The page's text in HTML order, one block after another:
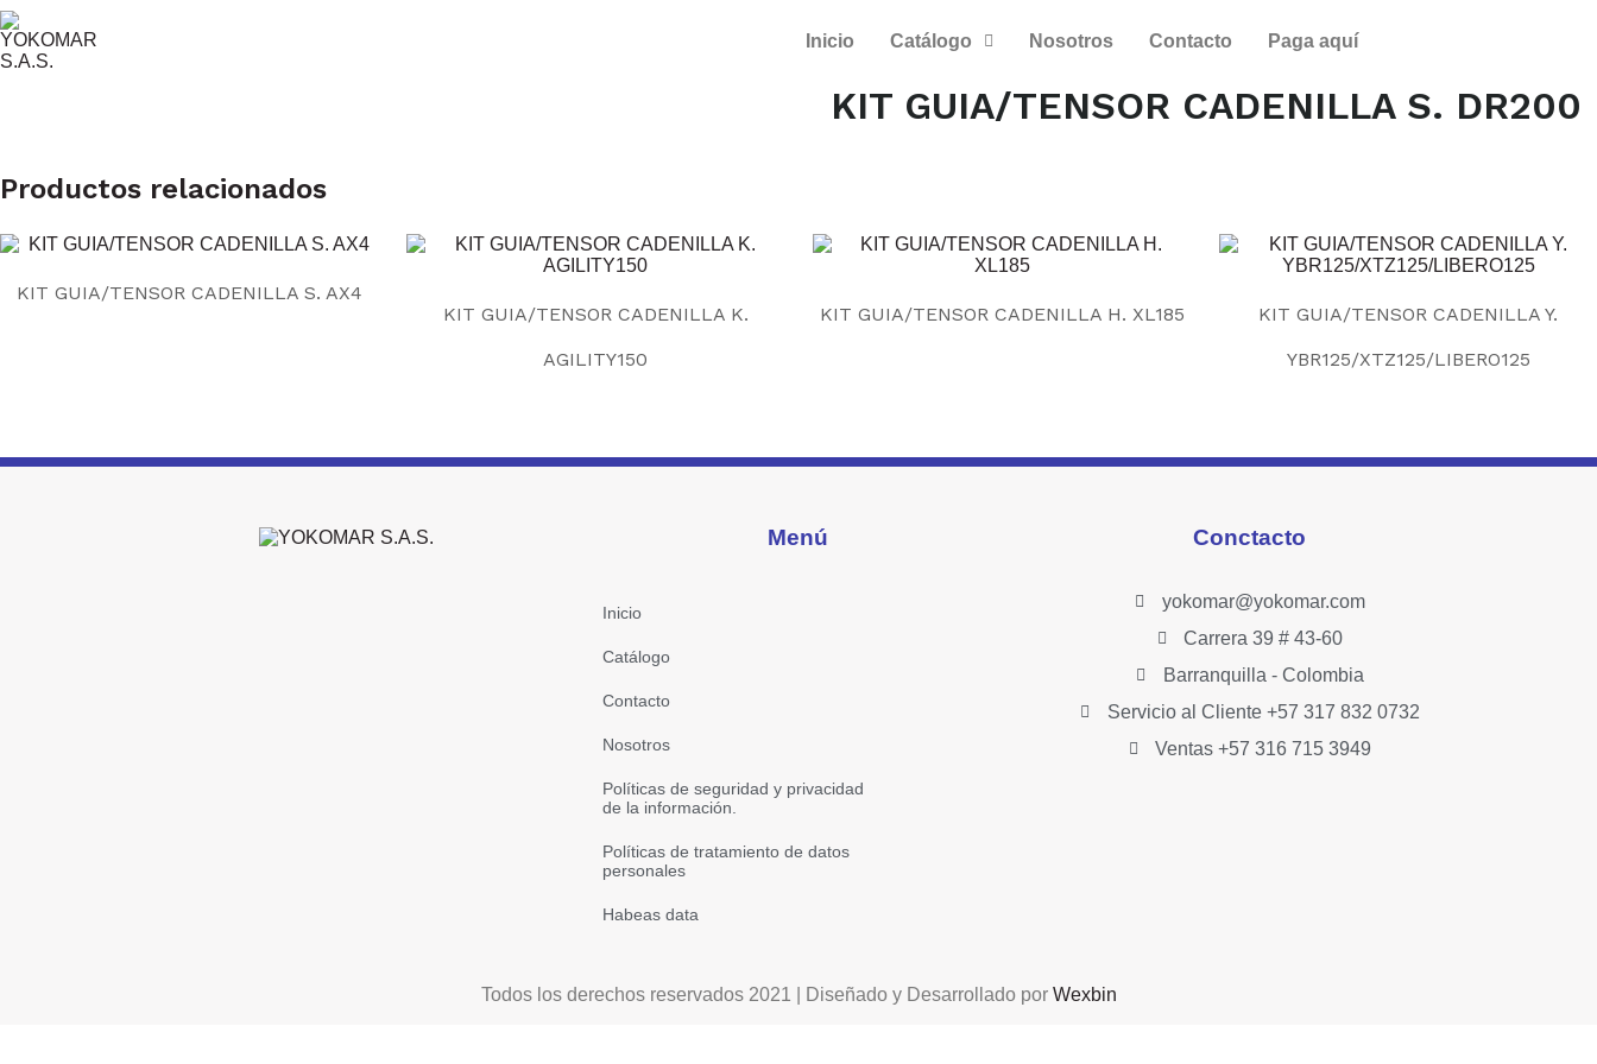
Inicio Catálogo Nosotros Contacto Paga aquí
KIT GUIA/TENSOR CADENILLA S. DR200
Productos relacionados
KIT GUIA/TENSOR CADENILLA S. AX4
KIT GUIA/TENSOR CADENILLA K.
AGILITY150
KIT GUIA/TENSOR CADENILLA H. XL185
KIT GUIA/TENSOR CADENILLA Y.
YBR125/XTZ125/LIBERO125
Menú
Inicio
Catálogo
Contacto
Nosotros
Políticas de seguridad y privacidad
de la información.
Políticas de tratamiento de datos
personales
Habeas data
Conctacto
yokomar@yokomar.com
Carrera 39 # 43-60
Barranquilla - Colombia
Servicio al Cliente +57 317 832 0732
Ventas +57 316 715 3949
Todos los derechos reservados 2021 | Diseñado y Desarrollado por Wexbin